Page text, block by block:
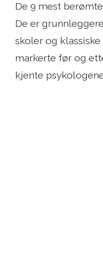
De 9 mest
De er
skoler og
markerte før og
kjente